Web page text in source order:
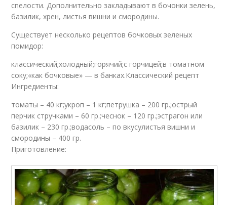
спелости. Дополнительно закладывают в бочонки зелень,
базилик, хрен, листья вишни и смородины.
Существует несколько рецептов бочковых зеленых
помидор:
классический;холодный;горячий;с горчицей;в томатном
соку;«как бочковые» — в банках.Классический рецепт
Ингредиенты:
томаты – 40 кг;укроп – 1 кг;петрушка – 200 гр.;острый
перчик стручками – 60 гр.;чеснок – 120 гр.;эстрагон или
базилик – 230 гр.;водасоль – по вкусулистья вишни и
смородины – 400 гр.
Приготовление: